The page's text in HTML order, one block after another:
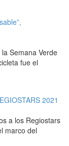
Semana Verde
fue el
2021
a los Regiostars
marco del